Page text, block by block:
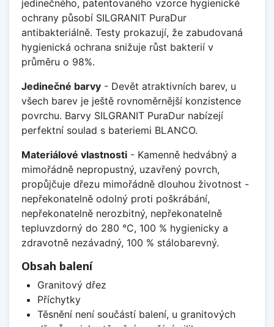
jedinečného, patentovaného vzorce hygienické
ochrany působí SILGRANIT PuraDur
antibakteriálně. Testy prokazují, že zabudovaná
hygienická ochrana snižuje růst bakterií v
průměru o 98%.
Jedinečné barvy - Devět atraktivních barev, u
všech barev je ještě rovnoměrnější konzistence
povrchu. Barvy SILGRANIT PuraDur nabízejí
perfektní soulad s bateriemi BLANCO.
Materiálové vlastnosti - Kamenně hedvábný a
mimořádně nepropustný, uzavřený povrch,
propůjčuje dřezu mimořádně dlouhou životnost -
nepřekonatelně odolný proti poškrábání,
nepřekonatelně nerozbitný, nepřekonatelně
tepluvzdorný do 280 °C, 100 % hygienicky a
zdravotně nezávadný, 100 % stálobarevný.
Obsah balení
Granitový dřez
Příchytky
Těsnění není součástí balení, u granitových